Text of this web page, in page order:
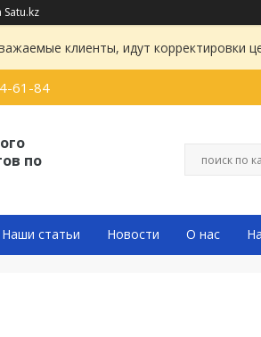
Satu.kz
клиенты, идут корректировки
61-84
по
Наши статьи Новости О нас